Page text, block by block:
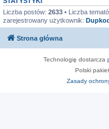
Liczba postów: 2633 • Liczba
zarejestrowany użytkownik:
Strona główna
Technologię dostarcza
Polski
Zasady